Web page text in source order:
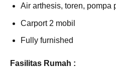
Air arthesis, toren, pompa
Carport 2 mobil
Fully furnished
Fasilitas Rumah :